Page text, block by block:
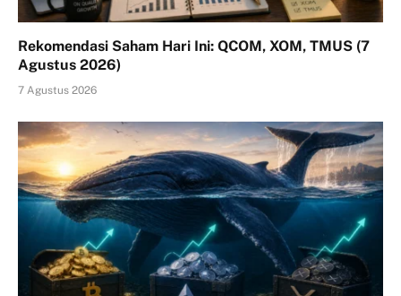
Rekomendasi Saham Hari Ini: QCOM, XOM, TMUS (7
Agustus 2026)
7 Agustus 2026